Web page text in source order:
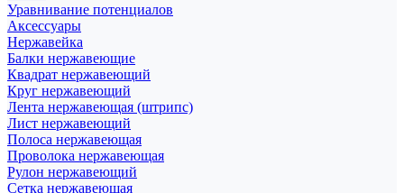
Уравнивание потенциалов
Аксессуары
Нержавейка
Балки нержавеющие
Квадрат нержавеющий
Круг нержавеющий
Лента нержавеющая (штрипс)
Лист нержавеющий
Полоса нержавеющая
Проволока нержавеющая
Рулон нержавеющий
Сетка нержавеющая